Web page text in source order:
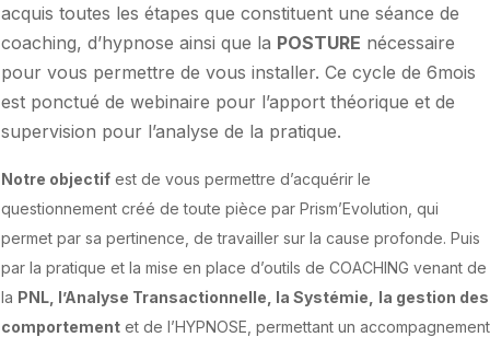
acquis toutes les étapes que constituent une séance de
coaching, d’hypnose ainsi que la POSTURE nécessaire
pour vous permettre de vous installer. Ce cycle de 6mois
est ponctué de webinaire pour l’apport théorique et de
supervision pour l’analyse de la pratique.
Notre objectif est de vous permettre d’acquérir le
questionnement créé de toute pièce par Prism’Evolution, qui
permet par sa pertinence, de travailler sur la cause profonde. Puis
par la pratique et la mise en place d’outils de COACHING venant de
la PNL, l’Analyse Transactionnelle, la Systémie,
la gestion des
comportement et de l’HYPNOSE, permettant un accompagnement